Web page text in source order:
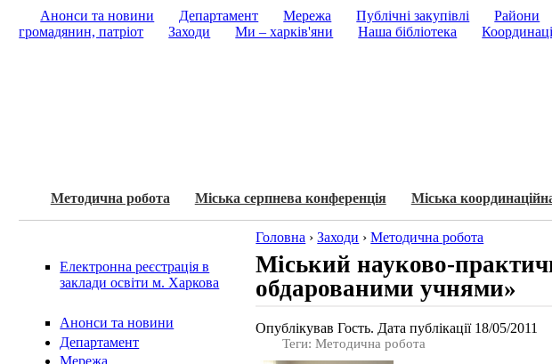
Анонси та новини Департамент Мережа Публічні закупівлі Райони
громадянин, патріот
Заходи Ми – харків'яни Наша бібліотека
Методична робота Міська серпнева конференція Міська
Електронна реєстрація в
заклади освіти м. Харкова
Анонси та новини
Департамент
Мережа
Головна ›Заходи ›Методична робота
Міський науково-
обдарованими учнями»
Опублікував Гость. Дата публікації 18/05/2011
Теги: Методична робота